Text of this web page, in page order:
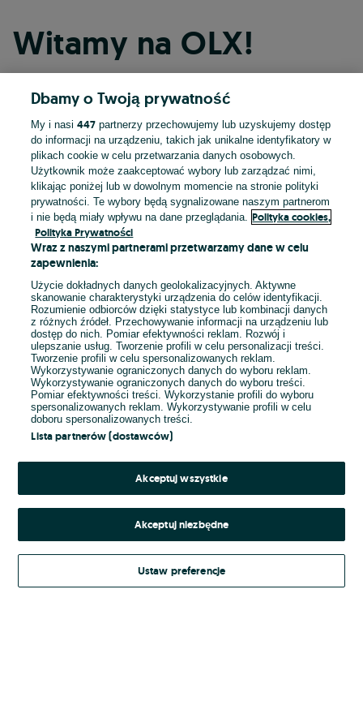
Witamy na OLX!
Kontynuuj przez Facebooka
Kontynuuj przez konto Apple
Kontynuuj przez konto Google
LUB
E-mail
Hasło
Kontynuując za pośrednictwem jednego z dostawców wskazanych powyżej,
Regulamin serwisu OLX.pl w jego aktualnym brzmieniu.
Dbamy o Twoją prywatność
My i nasi447 partnerzy przechowujemy lub uzyskujemy dostęp
do informacji na urządzeniu, takich jak unikalne identyfikatory w
plikach cookie w celu przetwarzania danych osobowych.
Użytkownik może zaakceptować wybory lub zarządzać nimi,
klikając poniżej lub w dowolnym momencie na stronie polityki
prywatności. Te wybory będą sygnalizowane naszym partnerom
i nie będą miały wpływu na dane przeglądania.
Polityka cookies,
Polityka Prywatności
Wraz z naszymi partnerami przetwarzamy dane w celu
zapewnienia:
Użycie dokładnych danych geolokalizacyjnych. Aktywne
skanowanie charakterystyki urządzenia do celów identyfikacji.
Rozumienie odbiorców dzięki statystyce lub kombinacji danych
z różnych źródeł. Przechowywanie informacji na urządzeniu lub
dostęp do nich. Pomiar efektywności reklam. Rozwój i
ulepszanie usług. Tworzenie profili w celu personalizacji treści.
Tworzenie profili w celu spersonalizowanych reklam.
Wykorzystywanie ograniczonych danych do wyboru reklam.
Wykorzystywanie ograniczonych danych do wyboru treści.
Pomiar efektywności treści. Wykorzystanie profili do wyboru
spersonalizowanych reklam. Wykorzystywanie profili w celu
doboru spersonalizowanych treści.
Lista partnerów (dostawców)
Akceptuj wszystkie
Akceptuj niezbędne
Ustaw preferencje